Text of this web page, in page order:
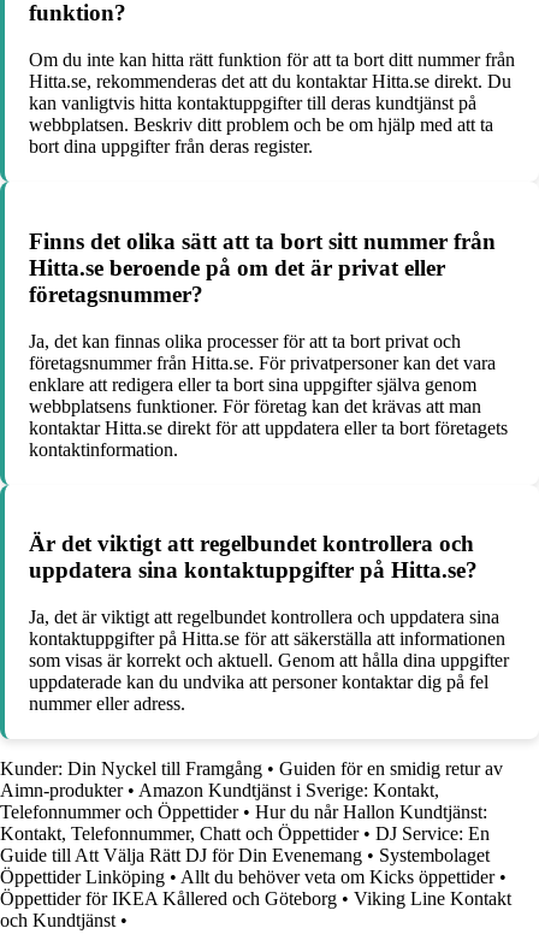
funktion?
Om du inte kan hitta rätt funktion för att ta bort ditt nummer från
Hitta.se, rekommenderas det att du kontaktar Hitta.se direkt. Du
kan vanligtvis hitta kontaktuppgifter till deras kundtjänst på
webbplatsen. Beskriv ditt problem och be om hjälp med att ta
bort dina uppgifter från deras register.
Finns det olika sätt att ta bort sitt nummer från
Hitta.se beroende på om det är privat eller
företagsnummer?
Ja, det kan finnas olika processer för att ta bort privat och
företagsnummer från Hitta.se. För privatpersoner kan det vara
enklare att redigera eller ta bort sina uppgifter själva genom
webbplatsens funktioner. För företag kan det krävas att man
kontaktar Hitta.se direkt för att uppdatera eller ta bort företagets
kontaktinformation.
Är det viktigt att regelbundet kontrollera och
uppdatera sina kontaktuppgifter på Hitta.se?
Ja, det är viktigt att regelbundet kontrollera och uppdatera sina
kontaktuppgifter på Hitta.se för att säkerställa att informationen
som visas är korrekt och aktuell. Genom att hålla dina uppgifter
uppdaterade kan du undvika att personer kontaktar dig på fel
nummer eller adress.
Kunder: Din Nyckel till Framgång • Guiden för en smidig retur av
Aimn-produkter• Amazon Kundtjänst i Sverige: Kontakt,
Telefonnummer och Öppettider• Hur du når Hallon Kundtjänst:
Kontakt, Telefonnummer, Chatt och Öppettider• DJ Service: En
Guide till Att Välja Rätt DJ för Din Evenemang • Systembolaget
Öppettider Linköping • Allt du behöver veta om Kicks öppettider•
Öppettider för IKEA Kållered och Göteborg • Viking Line Kontakt
och Kundtjänst •